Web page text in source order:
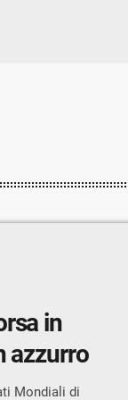
in
azzurro
Mondiali di